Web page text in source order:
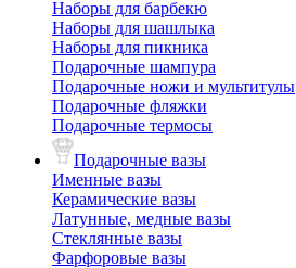
Наборы для барбекю
Наборы для шашлыка
Наборы для пикника
Подарочные шампура
Подарочные ножи и мультитулы
Подарочные фляжки
Подарочные термосы
Подарочные вазы
Именные вазы
Керамические вазы
Латунные, медные вазы
Стеклянные вазы
Фарфоровые вазы